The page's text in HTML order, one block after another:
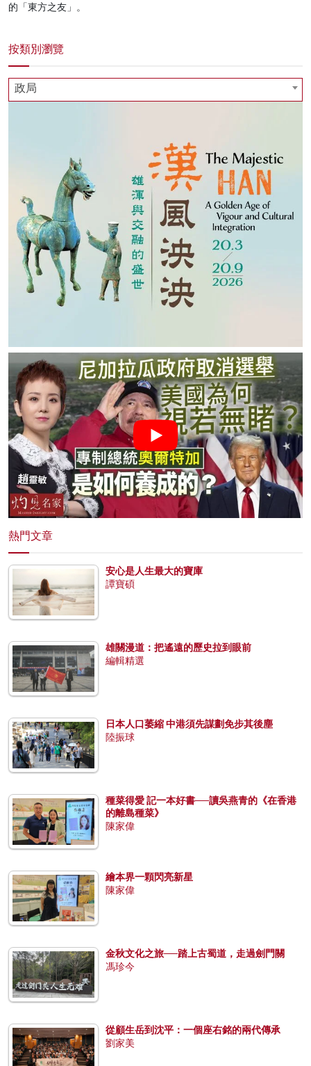
的「東方之友」。
按類別瀏覽
政局
熱門文章
安心是人生最大的寶庫
譚寶碩
雄關漫道：把遙遠的歷史拉到眼前
編輯精選
日本人口萎縮 中港須先謀劃免步其後塵
陸振球
種菜得愛 記一本好書──讀吳燕青的《在香港
的離島種菜》
陳家偉
繪本界一顆閃亮新星
陳家偉
金秋文化之旅──踏上古蜀道，走過劍門關
馮珍今
從顧生岳到沈平：一個座右銘的兩代傳承
劉家美